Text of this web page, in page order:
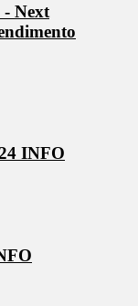
- Next
INFO